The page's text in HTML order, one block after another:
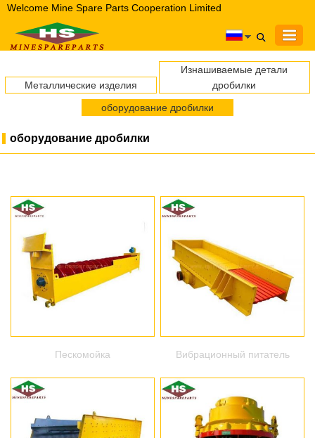
Welcome Mine Spare Parts Cooperation Limited
Металлические изделия
Изнашиваемые детали
дробилки
оборудование дробилки
оборудование дробилки
Пескомойка Вибрационный питатель